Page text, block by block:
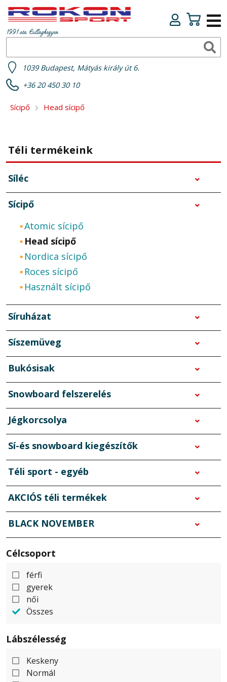
1991 óta Csillaghegyen
1039 Budapest, Mátyás király út 6.
+36 20 450 30 10
Sícipő Head sícipő
Téli termékeink
Síléc
Sícipő
Atomic sícipő
Head sícipő
Nordica sícipő
Roces sícipő
Használt sícipő
Síruházat
Síszemüveg
Bukósisak
Snowboard felszerelés
Jégkorcsolya
Sí-és snowboard kiegészítők
Téli sport - egyéb
AKCIÓS téli termékek
BLACK NOVEMBER
Célcsoport
férfi
gyerek
női
Összes
Lábszélesség
Keskeny
Normál